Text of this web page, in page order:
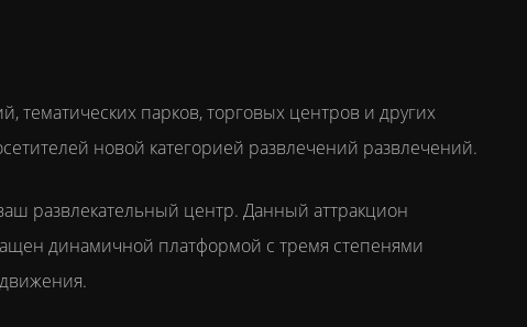
тематических парков, торговых центров и других
новой категорией развлечений развлечений.
развлекательный центр. Данный аттракцион
динамичной платформой с тремя степенями